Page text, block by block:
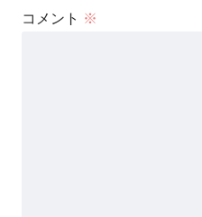
コメント ※